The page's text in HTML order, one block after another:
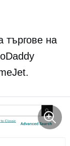
търгове на